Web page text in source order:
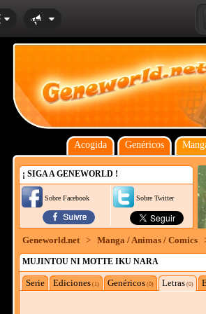
Acogida Genéricos
¡ SIGA A GENEWORLD !
Sobre Facebook Sobre Twitter
Geneworld.net > Manga / Animas / Comics
MUJINTOU NI MOTTE IKU NARA
Serie Ediciones(1) Genéricos(0) Letras(0)